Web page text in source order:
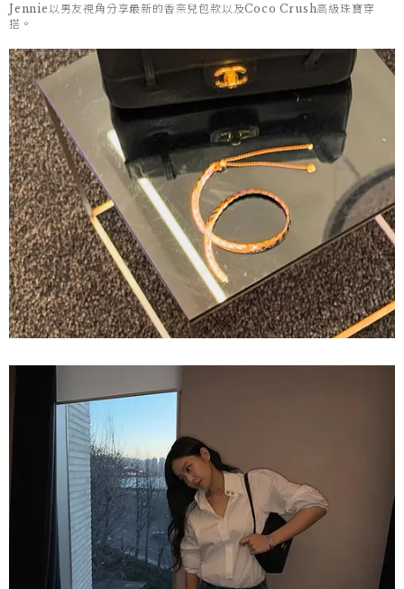
Jennie以男友視角分享最新的香奈兒包款以及Coco Crush高級珠寶穿
搭。